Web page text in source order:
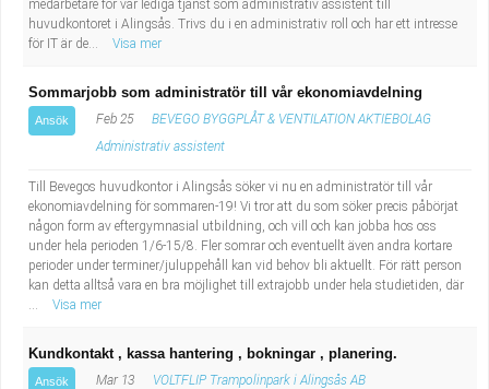
medarbetare för vår lediga tjänst som administrativ assistent till
huvudkontoret i Alingsås. Trivs du i en administrativ roll och har ett intresse
för IT är de...
Visa mer
Sommarjobb som administratör till vår ekonomiavdelning
Ansök Feb 25
BEVEGO BYGGPLÅT & VENTILATION AKTIEBOLAG
Administrativ assistent
Till Bevegos huvudkontor i Alingsås söker vi nu en administratör till vår
ekonomiavdelning för sommaren-19! Vi tror att du som söker precis påbörjat
någon form av eftergymnasial utbildning, och vill och kan jobba hos oss
under hela perioden 1/6-15/8. Fler somrar och eventuellt även andra kortare
perioder under terminer/juluppehåll kan vid behov bli aktuellt. För rätt person
kan detta alltså vara en bra möjlighet till extrajobb under hela studietiden, där
...
Visa mer
Kundkontakt , kassa hantering , bokningar , planering.
Ansök Mar 13
VOLTFLIP Trampolinpark i Alingsås AB